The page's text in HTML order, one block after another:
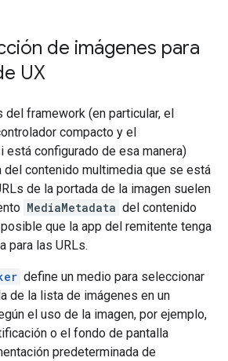
de imágenes para
UX
framework (en particular, el
compacto y el
está configurado de esa manera)
del contenido multimedia que se está
de la portada de la imagen suelen
MediaMetadata del contenido
que la app del remitente tenga
para las URLs.
define un medio para seleccionar
de la lista de imágenes en un
el uso de la imagen, por ejemplo,
o el fondo de pantalla
predeterminada de